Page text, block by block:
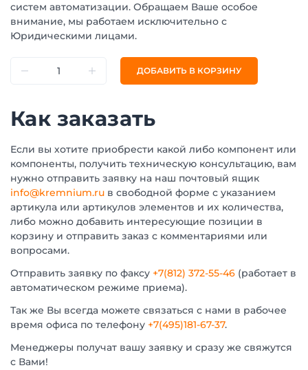
систем автоматизации. Обращаем Ваше особое
внимание, мы работаем исключительно с
Юридическими лицами.
ДОБАВИТЬ В КОРЗИНУ
Как заказать
Если вы хотите приобрести какой либо компонент или
компоненты, получить техническую консультацию, вам
нужно отправить заявку на наш почтовый ящик
info@kremnium.ru в свободной форме с указанием
артикула или артикулов элементов и их количества,
либо можно добавить интересующие позиции в
корзину и отправить заказ с комментариями или
вопросами.
Отправить заявку по факсу +7(812) 372-55-46 (работает в
автоматическом режиме приема).
Так же Вы всегда можете связаться с нами в рабочее
время офиса по телефону +7(495)181-67-37.
Менеджеры получат вашу заявку и сразу же свяжутся
с Вами!